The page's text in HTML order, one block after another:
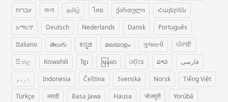
עברית
বাংলা தமிழ் ไทย ქართული
Հայերեն
አማርኛ
Deutsch Nederlands Dansk
Português
Italiano
తెలుగు ಕನ್ನಡ മലയാളം ગુજરાતી
ਪੰਜਾਬੀ
සිංහල
Kiswahili ខ្មែរ မြန်မာ ଓଡ଼ିଆ ລາວ
فارسی
اردو
Indonesia Čeština Svenska Norsk
Tiếng Việt
Türkçe
मराठी Basa Jawa Hausa भोजपुरी
Yorùbá